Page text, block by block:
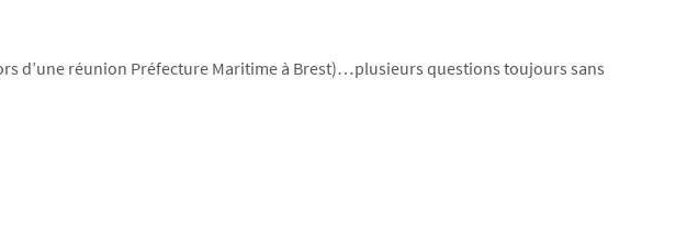
d’une réunion Préfecture Maritime à Brest)…plusieurs questions toujours sans